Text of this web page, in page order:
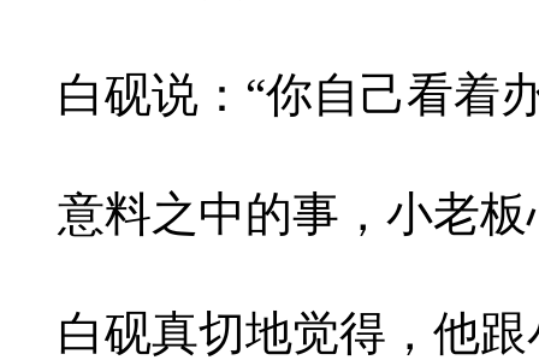
白砚说：“你自己看着
意料之中的事，小老板
白砚真切地觉得，他跟